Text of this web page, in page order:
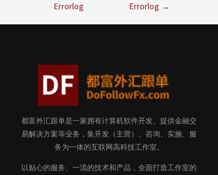
Errorlog
Errorlog →
都富外汇跟单是一家拥有计算机软件开发、提供金融交
易解决方案等业务，集开发（主营）、咨询、实施、服
务为一体的互联网高科技工作室。
以贴心的服务、一流的技术和产品，全面打造工作室的